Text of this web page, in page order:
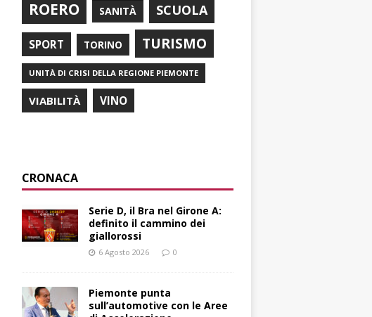
ROERO SANITÀ SCUOLA
SPORT TORINO TURISMO
UNITÀ DI CRISI DELLA REGIONE PIEMONTE
VIABILITÀ VINO
CRONACA
Serie D, il Bra nel Girone A:
definito il cammino dei
giallorossi
6 Agosto 2026 0
Piemonte punta
sull’automotive con le Aree